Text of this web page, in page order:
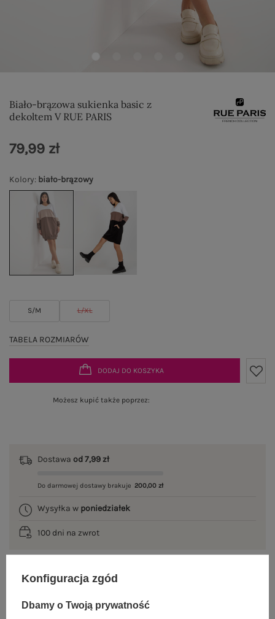
Biało-brązowa sukienka basic z
dekoltem V RUE PARIS
Kolory: biało-brązowy
S/M L/XL
TABELA ROZMIARÓW
79,99 zł
DODAJ DO KOSZYKA
Możesz kupić także poprzez:
Dostawa od 7,99 zł
Do darmowej dostawy brakuje 200,00 zł
Wysyłka w poniedziałek
100 dni na zwrot
Konfiguracja zgód
Dbamy o Twoją prywatność